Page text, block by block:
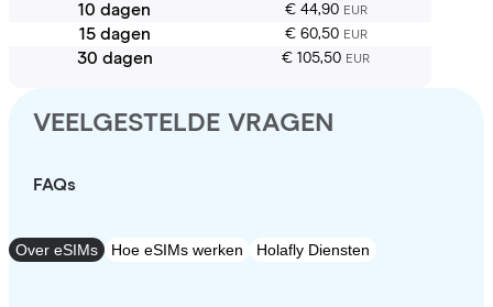
10 dagen € 44,90 EUR
15 dagen € 60,50 EUR
30 dagen € 105,50 EUR
VEELGESTELDE VRAGEN
FAQs
Over eSIMs Hoe eSIMs werken Holafly Diensten